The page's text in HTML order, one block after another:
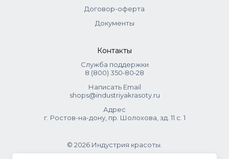
Договор-оферта
Документы
Контакты
Служба поддержки
8 (800) 350‑80‑28
Написать Email
shops@industriyakrasoty.ru
Адрес
г. Ростов-на-дону, пр. Шолохова, зд. 11 с. 1
© 2026 Индустрия красоты.
.